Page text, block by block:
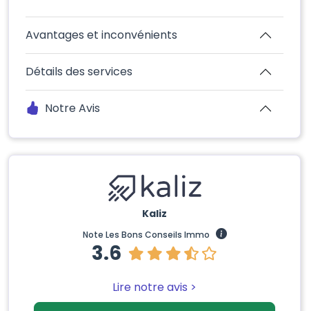
Avantages et inconvénients
Détails des services
Notre Avis
Kaliz
Note Les Bons Conseils Immo
3.6
Lire notre avis >